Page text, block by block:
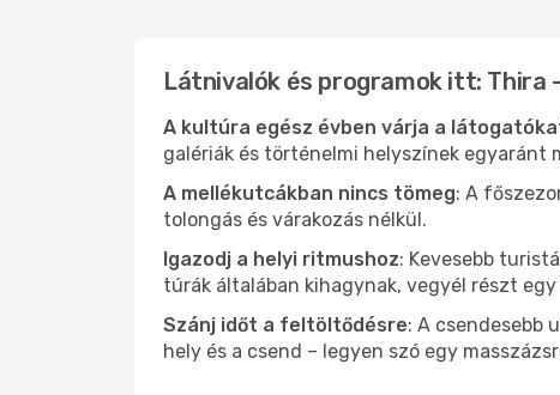
Látnivalók és programok itt: Thira
A kultúra egész évben várja a
galériák és történelmi helyszínek egyaránt
A mellékutcákban nincs tömeg: A
tolongás és várakozás nélkül.
Igazodj a helyi ritmushoz: Kevesebb
túrák általában kihagynak, vegyél részt
Szánj időt a feltöltődésre: A csendesebb
hely és a csend – legyen szó egy